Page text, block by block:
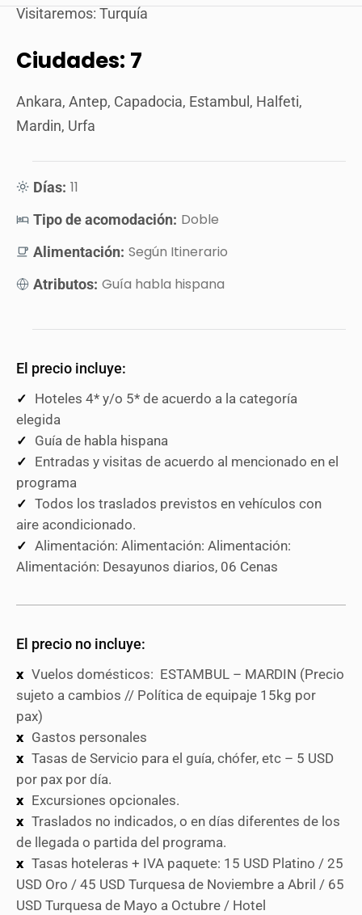
Visitaremos: Turquía
Ciudades: 7
Ankara, Antep, Capadocia, Estambul, Halfeti,
Mardin, Urfa
Días: 11
Tipo de acomodación: Doble
Alimentación: Según Itinerario
Atributos: Guía habla hispana
El precio incluye:
Hoteles 4* y/o 5* de acuerdo a la categoría
elegida
Guía de habla hispana
Entradas y visitas de acuerdo al mencionado en el
programa
Todos los traslados previstos en vehículos con
aire acondicionado.
Alimentación: Alimentación: Alimentación:
Alimentación: Desayunos diarios, 06 Cenas
El precio no incluye:
Vuelos domésticos: ESTAMBUL – MARDIN (Precio
sujeto a cambios // Política de equipaje 15kg por
pax)
Gastos personales
Tasas de Servicio para el guía, chófer, etc – 5 USD
por pax por día.
Excursiones opcionales.
Traslados no indicados, o en días diferentes de los
de llegada o partida del programa.
Tasas hoteleras + IVA paquete: 15 USD Platino / 25
USD Oro / 45 USD Turquesa de Noviembre a Abril / 65
USD Turquesa de Mayo a Octubre / Hotel